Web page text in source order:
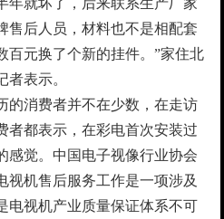
年就坏了，后来联系生产厂家
售后人员，材料也不是相配套
百元换了个新的挂件。”家住北
者表示。
消费者并不在少数，在走访
者都表示，在彩电首次安装过
感觉。中国电子视像行业协会
视机售后服务工作是一项涉及
电视机产业质量保证体系不可